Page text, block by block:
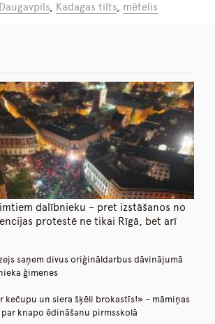
Daugavpils, Kadagas tilts, mētelis
dalībnieku – pret izstāšanos no
protestē ne tikai Rīgā, bet arī
saņem divus oriģināldarbus dāvinājumā
ģimenes
kečupu un siera šķēli brokastīs!» – māmiņas
par knapo ēdināšanu pirmsskolā